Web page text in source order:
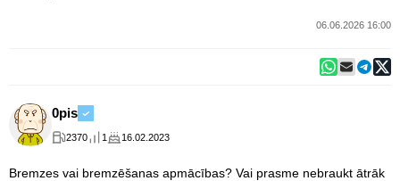
06.06.2026 16:00
0pis
2370 1 16.02.2023
Bremzes vai bremzēšanas apmācības? Vai prasme nebraukt ātrāk